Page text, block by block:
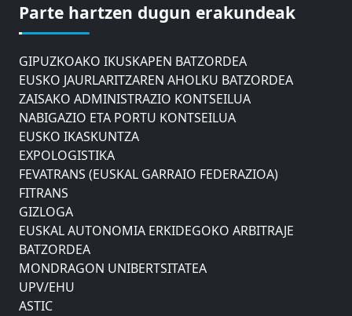
Parte hartzen dugun erakundeak
DONOSTIAKO UDALEKO MUGIKORTASUNERAKO
AHOLKU BATZORDEA
GIPUZKOAKO IKUSKAPEN BATZORDEA
EUSKO JAURLARITZAREN AHOLKU BATZORDEA
ZAISAKO ADMINISTRAZIO KONTSEILUA
NABIGAZIO ETA PORTU KONTSEILUA
EUSKO IKASKUNTZA
EXPOLOGISTIKA
FEVATRANS (EUSKAL GARRAIO FEDERAZIOA)
FITRANS
GIZLOGA
EUSKAL AUTONOMIA ERKIDEGOKO ARBITRAJE
BATZORDEA
MONDRAGON UNIBERTSITATEA
UPV/EHU
ASTIC